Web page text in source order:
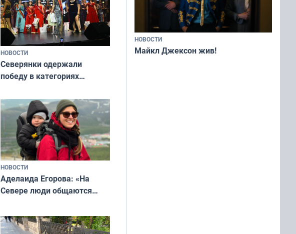
НОВОСТИ
Северянки одержали
победу в категориях
«Мисс и Миссис Великая
Русь»
НОВОСТИ
Аделаида Егорова: «На
Севере люди общаются
а потому что
ты им интересен»
НОВОСТИ
Майкл Джексон жив!